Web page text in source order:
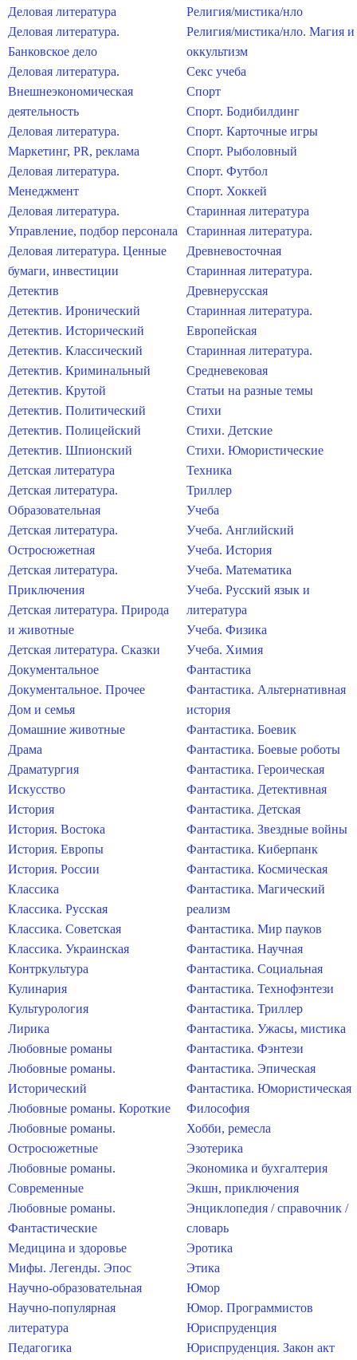
Деловая литература
Деловая литература.
Банковское дело
Деловая литература.
Внешнеэкономическая
деятельность
Деловая литература.
Маркетинг, PR, реклама
Деловая литература.
Менеджмент
Деловая литература.
Управление, подбор персонала
Деловая литература. Ценные
бумаги, инвестиции
Детектив
Детектив. Иронический
Детектив. Исторический
Детектив. Классический
Детектив. Криминальный
Детектив. Крутой
Детектив. Политический
Детектив. Полицейский
Детектив. Шпионский
Детская литература
Детская литература.
Образовательная
Детская литература.
Остросюжетная
Детская литература.
Приключения
Детская литература. Природа
и животные
Детская литература. Сказки
Документальное
Документальное. Прочее
Дом и семья
Домашние животные
Драма
Драматургия
Искусство
История
История. Востока
История. Европы
История. России
Классика
Классика. Русская
Классика. Советская
Классика. Украинская
Контркультура
Кулинария
Культурология
Лирика
Любовные романы
Любовные романы.
Исторический
Любовные романы. Короткие
Любовные романы.
Остросюжетные
Любовные романы.
Современные
Любовные романы.
Фантастические
Медицина и здоровье
Мифы. Легенды. Эпос
Научно-образовательная
Научно-популярная
литература
Педагогика
Религия/мистика/нло
Религия/мистика/нло. Магия и
оккультизм
Секс учеба
Спорт
Спорт. Бодибилдинг
Спорт. Карточные игры
Спорт. Рыболовный
Спорт. Футбол
Спорт. Хоккей
Старинная литература
Старинная литература.
Древневосточная
Старинная литература.
Древнерусская
Старинная литература.
Европейская
Старинная литература.
Средневековая
Статьи на разные темы
Стихи
Стихи. Детские
Стихи. Юмористические
Техника
Триллер
Учеба
Учеба. Английский
Учеба. История
Учеба. Математика
Учеба. Русский язык и
литература
Учеба. Физика
Учеба. Химия
Фантастика
Фантастика. Альтернативная
история
Фантастика. Боевик
Фантастика. Боевые роботы
Фантастика. Героическая
Фантастика. Детективная
Фантастика. Детская
Фантастика. Звездные войны
Фантастика. Киберпанк
Фантастика. Космическая
Фантастика. Магический
реализм
Фантастика. Мир пауков
Фантастика. Научная
Фантастика. Социальная
Фантастика. Технофэнтези
Фантастика. Триллер
Фантастика. Ужасы, мистика
Фантастика. Фэнтези
Фантастика. Эпическая
Фантастика. Юмористическая
Философия
Хобби, ремесла
Эзотерика
Экономика и бухгалтерия
Экшн, приключения
Энциклопедия / справочник /
словарь
Эротика
Этика
Юмор
Юмор. Программистов
Юриспруденция
Юриспруденция. Закон акт